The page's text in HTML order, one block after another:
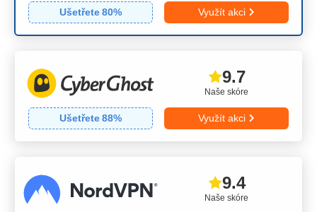
Ušetřete80% Využít akci
Naše skóre
9.7
Ušetřete88% Využít akci
Naše skóre
9.4